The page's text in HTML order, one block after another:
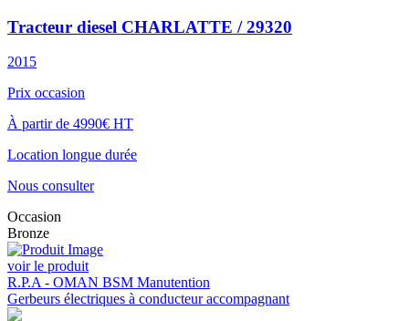
Tracteur diesel CHARLATTE / 29320
2015
Prix occasion
À partir de 4990€ HT
Location longue durée
Nous consulter
Occasion
Bronze
voir le produit
R.P.A - OMAN BSM Manutention
Gerbeurs électriques à conducteur accompagnant